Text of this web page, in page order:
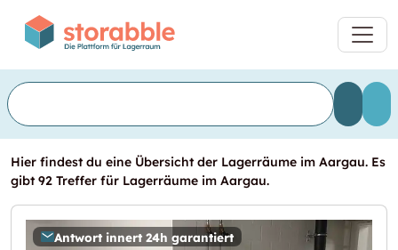
Hier findest du eine Übersicht der Lagerräume im Aargau. Es
gibt 92 Treffer für Lagerräume im Aargau.
Antwort innert 24h garantiert